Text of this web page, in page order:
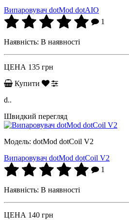
Випаровувач dotMod dotAIO
1
Наявність: В наявності
ЦЕНА 135 грн
Купити
d..
Швидкий перегляд
Модель: dotMod dotCoil V2
Випаровувач dotMod dotCoil V2
1
Наявність: В наявності
ЦЕНА 140 грн